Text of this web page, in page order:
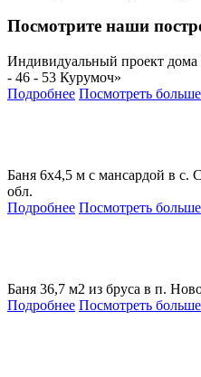
Посмотрите наши
Индивидуальный проект
- 46 - 53 Курумоч»
Подробнее Посмотреть
Баня 6х4,5 м с мансардой в с.
обл.
Подробнее Посмотреть
Баня 36,7 м2 из бруса в п.
Подробнее Посмотреть